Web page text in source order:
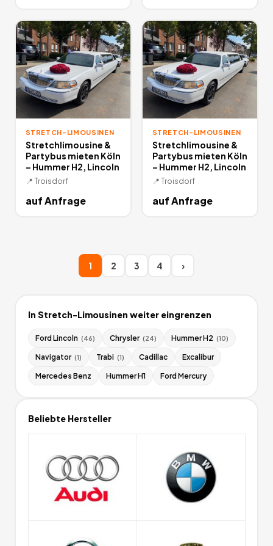
STRETCH-LIMOUSINEN
Stretchlimousine &
Partybus mieten Köln
– Hummer H2, Lincoln
📍 Troisdorf
auf Anfrage
STRETCH-LIMOUSINEN
Stretchlimousine &
Partybus mieten Köln
– Hummer H2, Lincoln
📍 Troisdorf
auf Anfrage
1 2 3 4 ›
In Stretch-Limousinen weiter eingrenzen
Ford Lincoln (46) Chrysler (24) Hummer H2 (10)
Navigator (1) Trabi (1) Cadillac Excalibur
Mercedes Benz Hummer H1 Ford Mercury
Beliebte Hersteller